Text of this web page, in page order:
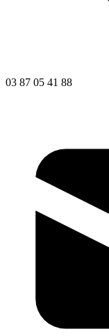
03 87 05 41 88